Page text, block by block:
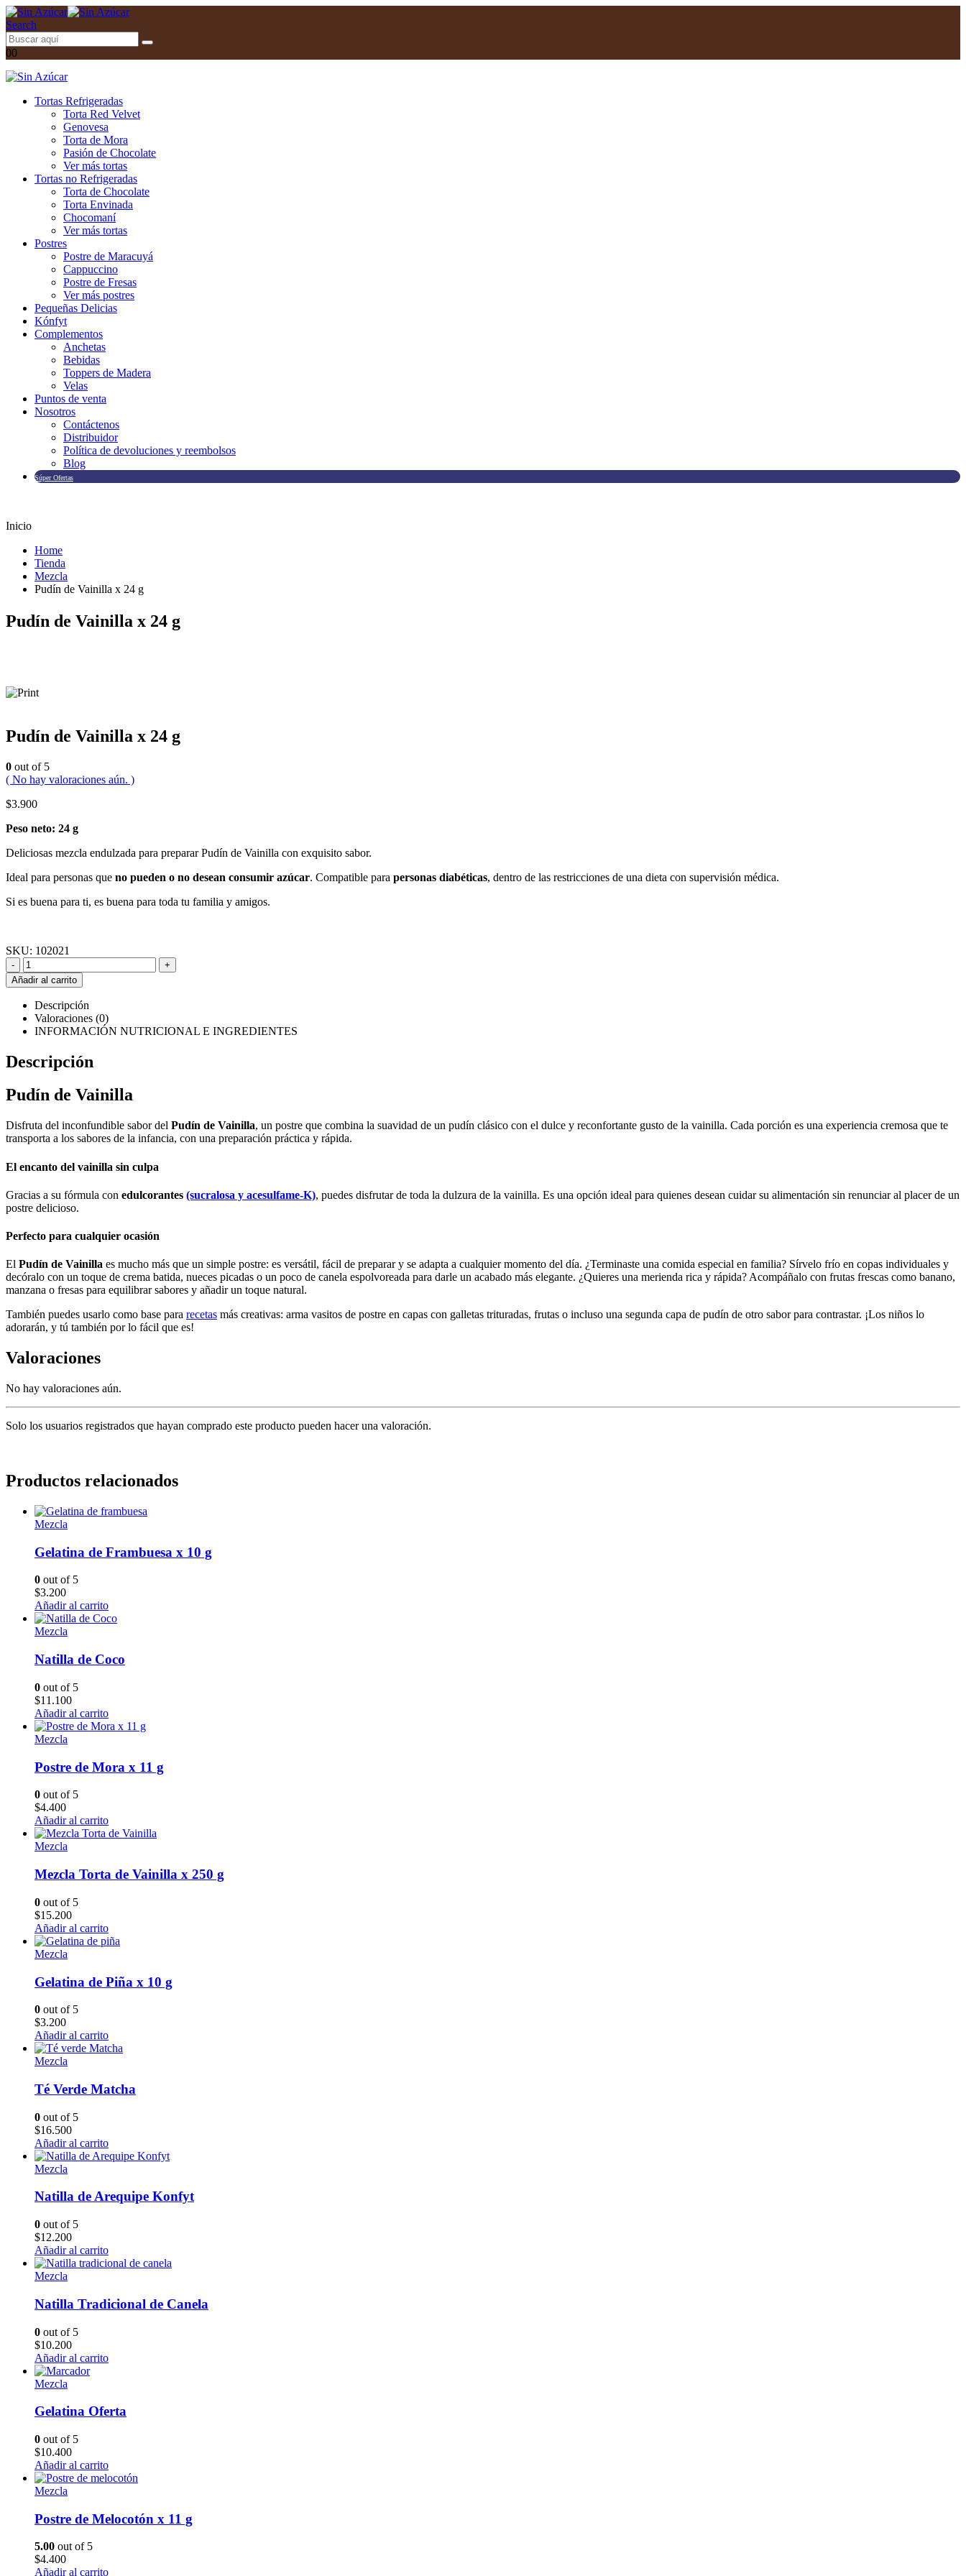
Search
00
Tortas Refrigeradas
Torta Red Velvet
Genovesa
Torta de Mora
Pasión de Chocolate
Ver más tortas
Tortas no Refrigeradas
Torta de Chocolate
Torta Envinada
Chocomaní
Ver más tortas
Postres
Postre de Maracuyá
Cappuccino
Postre de Fresas
Ver más postres
Pequeñas Delicias
Kónfyt
Complementos
Anchetas
Bebidas
Toppers de Madera
Velas
Puntos de venta
Nosotros
Contáctenos
Distribuidor
Política de devoluciones y reembolsos
Blog
Súper Ofertas
Inicio
Home
Tienda
Mezcla
Pudín de Vainilla x 24 g
Pudín de Vainilla x 24 g
Pudín de Vainilla x 24 g
0 out of 5
( No hay valoraciones aún. )
$3.900
Peso neto: 24 g
Deliciosas mezcla endulzada para preparar Pudín de Vainilla con exquisito sabor.
Ideal para personas que no pueden o no desean consumir azúcar. Compatible para personas diabéticas, dentro de las restricciones de una dieta con supervisión médica.
Si es buena para ti, es buena para toda tu familia y amigos.
SKU: 102021
-
+
Añadir al carrito
Descripción
Valoraciones (0)
INFORMACIÓN NUTRICIONAL E INGREDIENTES
Descripción
Pudín de Vainilla
Disfruta del inconfundible sabor del Pudín de Vainilla, un postre que combina la suavidad de un pudín clásico con el dulce y reconfortante gusto de la vainilla. Cada porción es una experiencia cremosa que te
transporta a los sabores de la infancia, con una preparación práctica y rápida.
El encanto del vainilla sin culpa
Gracias a su fórmula con edulcorantes (sucralosa y acesulfame-K), puedes disfrutar de toda la dulzura de la vainilla. Es una opción ideal para quienes desean cuidar su alimentación sin renunciar al placer de un
postre delicioso.
Perfecto para cualquier ocasión
El Pudín de Vainilla es mucho más que un simple postre: es versátil, fácil de preparar y se adapta a cualquier momento del día. ¿Terminaste una comida especial en familia? Sírvelo frío en copas individuales y
decóralo con un toque de crema batida, nueces picadas o un poco de canela espolvoreada para darle un acabado más elegante. ¿Quieres una merienda rica y rápida? Acompáñalo con frutas frescas como banano,
manzana o fresas para equilibrar sabores y añadir un toque natural.
También puedes usarlo como base para recetas más creativas: arma vasitos de postre en capas con galletas trituradas, frutas o incluso una segunda capa de pudín de otro sabor para contrastar. ¡Los niños lo
adorarán, y tú también por lo fácil que es!
Valoraciones
No hay valoraciones aún.
Solo los usuarios registrados que hayan comprado este producto pueden hacer una valoración.
Productos relacionados
Mezcla
Gelatina de Frambuesa x 10 g
0 out of 5
$3.200
Añadir al carrito
Mezcla
Natilla de Coco
0 out of 5
$11.100
Añadir al carrito
Mezcla
Postre de Mora x 11 g
0 out of 5
$4.400
Añadir al carrito
Mezcla
Mezcla Torta de Vainilla x 250 g
0 out of 5
$15.200
Añadir al carrito
Mezcla
Gelatina de Piña x 10 g
0 out of 5
$3.200
Añadir al carrito
Mezcla
Té Verde Matcha
0 out of 5
$16.500
Añadir al carrito
Mezcla
Natilla de Arequipe Konfyt
0 out of 5
$12.200
Añadir al carrito
Mezcla
Natilla Tradicional de Canela
0 out of 5
$10.200
Añadir al carrito
Mezcla
Gelatina Oferta
0 out of 5
$10.400
Añadir al carrito
Mezcla
Postre de Melocotón x 11 g
5.00 out of 5
$4.400
Añadir al carrito